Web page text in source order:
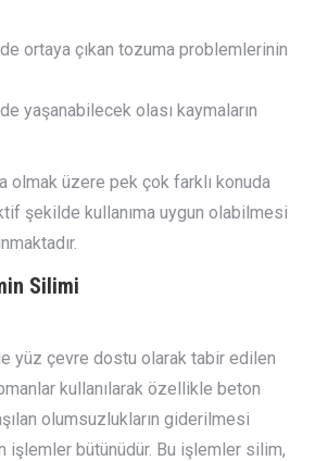
ortaya çıkan tozuma problemlerinin
yaşanabilecek olası kaymaların
olmak üzere pek çok farklı konuda
şekilde kullanıma uygun olabilmesi
Silimi
yüz çevre dostu olarak tabir edilen
kullanılarak özellikle beton
olumsuzlukların giderilmesi
işlemler bütünüdür. Bu işlemler silim,